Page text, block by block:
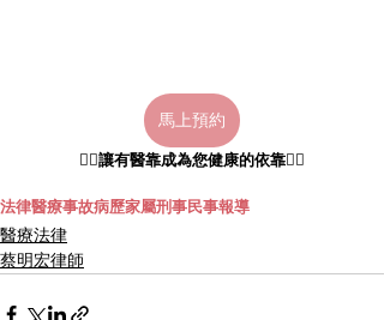
馬上預約
👩‍⚕️讓有醫靠成為您健康的依靠👨‍⚕️
法律醫療事故病歷家屬刑事民事報導
醫療法律
蔡明宏律師